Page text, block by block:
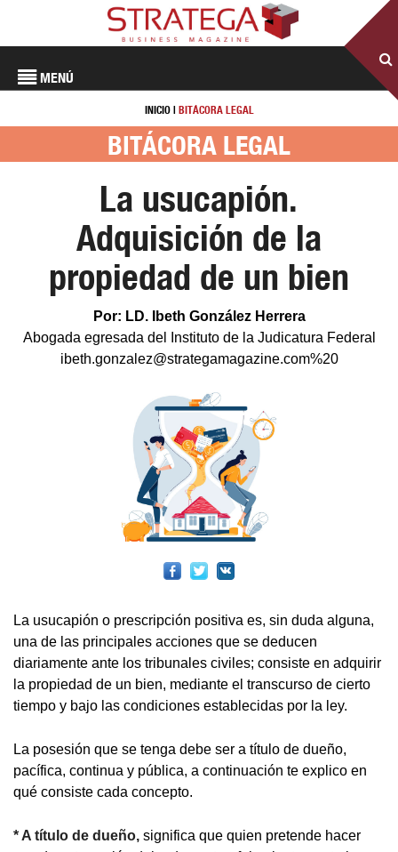
MENÚ
INICIO| BITÁCORA LEGAL
BITÁCORA LEGAL
La usucapión.
Adquisición de la
propiedad de un bien
Por: LD. Ibeth González Herrera
Abogada egresada del Instituto de la Judicatura Federal
ibeth.gonzalez@strategamagazine.com%20
La usucapión o prescripción positiva es, sin duda alguna,
una de las principales acciones que se deducen
diariamente ante los tribunales civiles; consiste en adquirir
la propiedad de un bien, mediante el transcurso de cierto
tiempo y bajo las condiciones establecidas por la ley.
La posesión que se tenga debe ser a título de dueño,
pacífica, continua y pública, a continuación te explico en
qué consiste cada concepto.
* A título de dueño, significa que quien pretende hacer